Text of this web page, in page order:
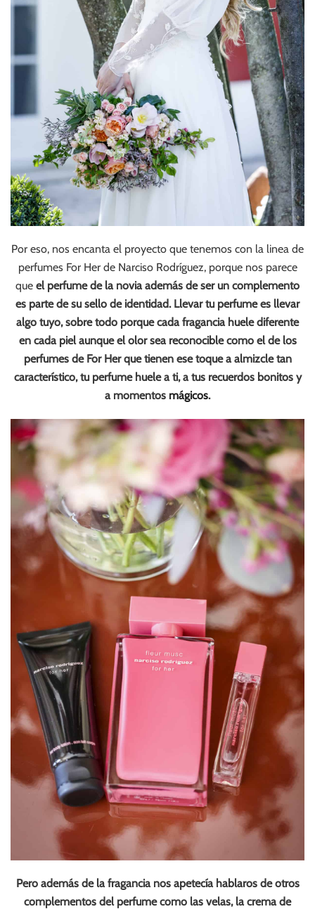
Por eso, nos encanta el proyecto que tenemos con la linea de
perfumes For Her de Narciso Rodríguez, porque nos parece
que el perfume de la novia además de ser un complemento
es parte de su sello de identidad. Llevar tu perfume es llevar
algo tuyo, sobre todo porquecada fragancia huele diferente
en cada pielaunque el olor sea reconocible como el de los
perfumes de For Her que tienen ese toque a almizcle tan
característico, tu perfume huele a ti, a tus recuerdos bonitos y
a momentos mágicos.
Pero además de la fragancia nos apetecía hablaros de otros
complementos del perfume como las velas, la crema de